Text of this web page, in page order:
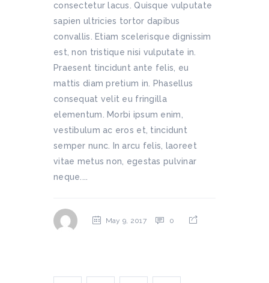
consectetur lacus. Quisque vulputate
sapien ultricies tortor dapibus
convallis. Etiam scelerisque dignissim
est, non tristique nisi vulputate in.
Praesent tincidunt ante felis, eu
mattis diam pretium in. Phasellus
consequat velit eu fringilla
elementum. Morbi ipsum enim,
vestibulum ac eros et, tincidunt
semper nunc. In arcu felis, laoreet
vitae metus non, egestas pulvinar
neque....
May 9, 2017 0